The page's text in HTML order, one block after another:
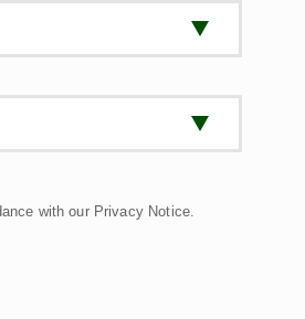
with our Privacy Notice.